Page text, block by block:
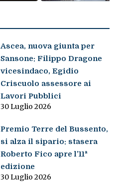
Ascea, nuova giunta per
Sansone: Filippo Dragone
vicesindaco, Egidio
Criscuolo assessore ai
Lavori Pubblici
30 Luglio 2026
Premio Terre del Bussento,
si alza il sipario: stasera
Roberto Fico apre l’11ª
edizione
30 Luglio 2026